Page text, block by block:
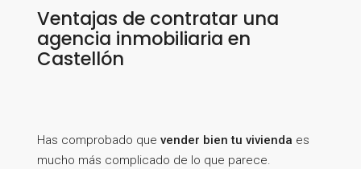
Ventajas de contratar una
agencia inmobiliaria en
Castellón
Has comprobado que vender bien tu vivienda es
mucho más complicado de lo que parece.